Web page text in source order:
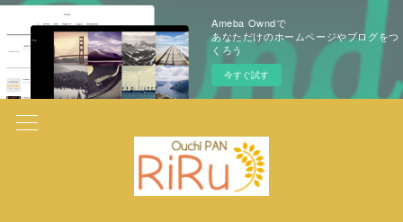
Ameba Owndで
あなただけのホームページやブログをつ
くろう
今すぐ試す